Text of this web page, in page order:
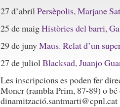
27 d’abrilPersèpolis, Marjane
25 de maigHistòries del barri,
29 de junyMaus. Relat d’un
27 de juliolBlacksad, Juanjo
Les inscripcions es poden fer
Moner (rambla Prim, 87-89) o bé
dinamització.santmarti@cpnl.cat